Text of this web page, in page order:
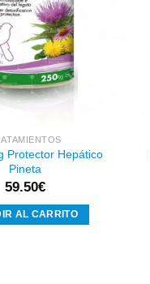
Protector Hepático
Pineta
59.50€
AL CARRITO